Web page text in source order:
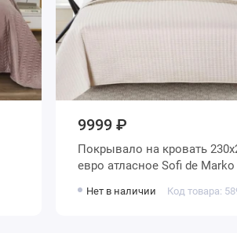
9999 ₽
Покрывало на кровать 230х250
евро атласное Sofi de Marko
Нет в наличии Код товара: